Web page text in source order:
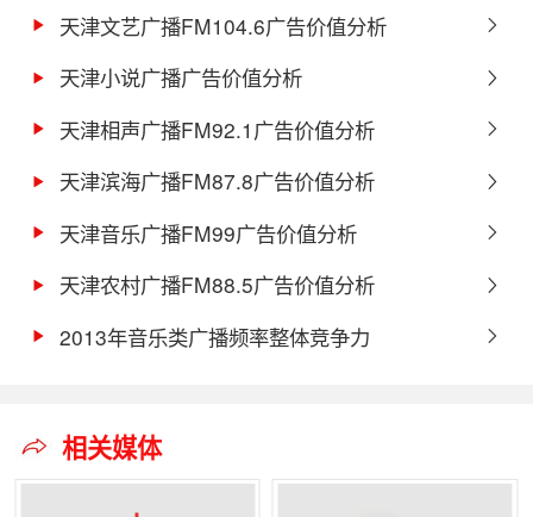
天津文艺广播FM104.6广告价值分析
天津小说广播广告价值分析
天津相声广播FM92.1广告价值分析
天津滨海广播FM87.8广告价值分析
天津音乐广播FM99广告价值分析
天津农村广播FM88.5广告价值分析
2013年音乐类广播频率整体竞争力
相关媒体